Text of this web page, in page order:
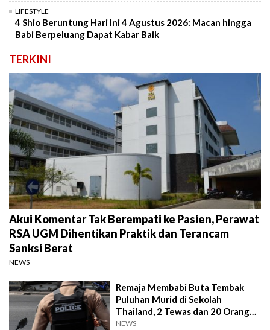
LIFESTYLE
4 Shio Beruntung Hari Ini 4 Agustus 2026: Macan hingga
Babi Berpeluang Dapat Kabar Baik
TERKINI
Akui Komentar Tak Berempati ke Pasien, Perawat
RSA UGM Dihentikan Praktik dan Terancam
Sanksi Berat
NEWS
Remaja Membabi Buta Tembak
Puluhan Murid di Sekolah
Thailand, 2 Tewas dan 20 Orang
Terluka
NEWS